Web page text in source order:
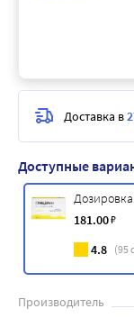
Доступные
Дозировка:
181.00₽
4.8 (95
Производитель
Доставка в